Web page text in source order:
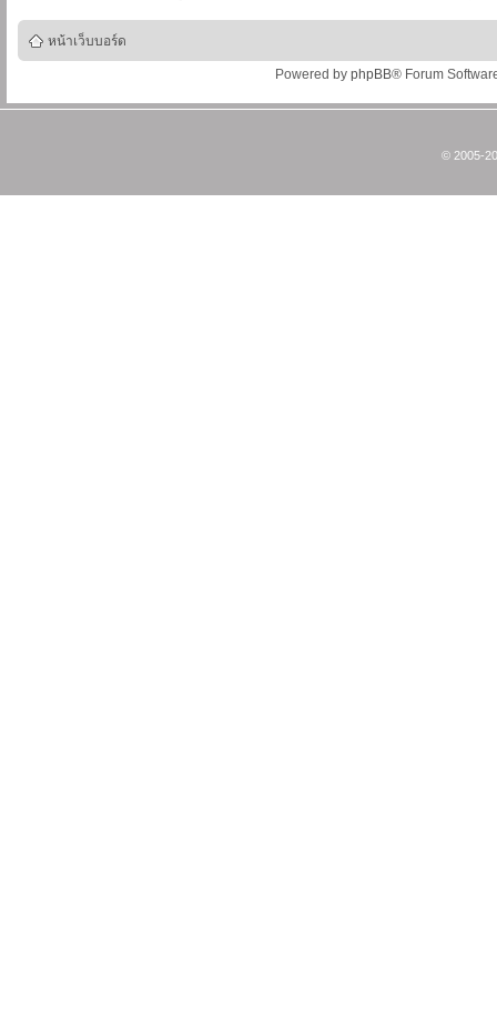
หน้าเว็บบอร์ด
Powered by phpBB® Forum
© 2005-